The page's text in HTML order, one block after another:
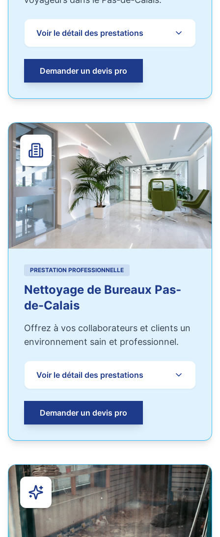
Voir le détail des prestations
Demander un devis pro
PRESTATION PROFESSIONNELLE
Nettoyage de Bureaux Pas-
de-Calais
Offrez à vos collaborateurs et clients un
environnement sain et professionnel.
Voir le détail des prestations
Demander un devis pro